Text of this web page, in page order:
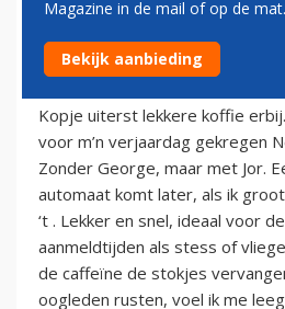
14 juni 2011
Kopje uiterst lekkere koffie
voor m’n verjaardag gekregen
Zonder George, maar met Jor.
automaat komt later, als ik
‘t . Lekker en snel, ideaal voor
aanmeldtijden als stess of
de caffeïne de stokjes
oogleden rusten, voel ik me
Magazine in de mail of op de mat.
Bekijk aanbieding